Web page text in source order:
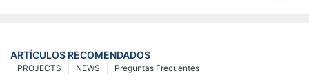
ARTÍCULOS RECOMENDADOS
Preguntas Frecuentes
NEWS
PROJECTS